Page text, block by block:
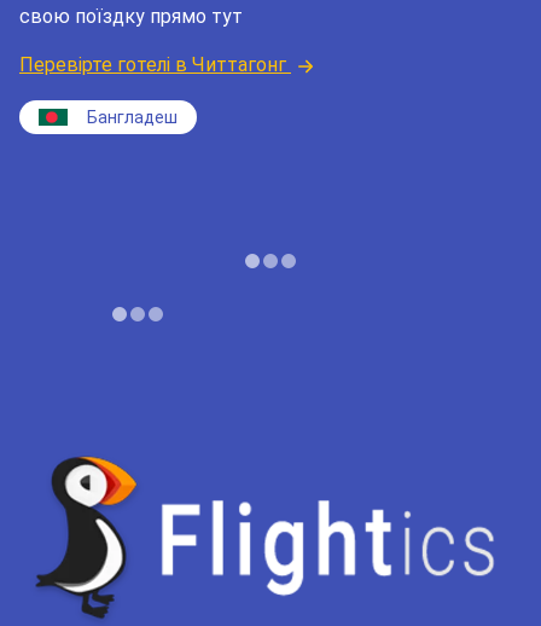
свою поїздку прямо тут
Перевірте готелі в Читтагонг
Бангладеш